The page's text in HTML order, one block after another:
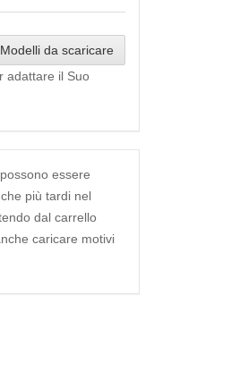
Modelli da scaricare
adattare il Suo
essere
più tardi nel
dal carrello
caricare motivi